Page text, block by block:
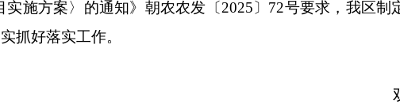
施方案〉的通知》朝农农发〔2025〕72号要求，我区制
抓好落实工作。
双